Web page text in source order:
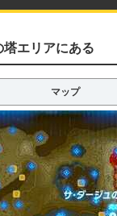
エリアにある
マップ